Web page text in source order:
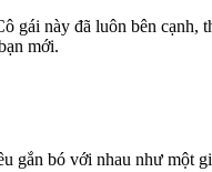
này đã luôn bên cạnh,
mới.
gắn bó với nhau như một